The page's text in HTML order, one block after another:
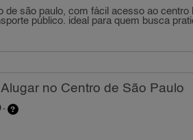
de são paulo, com fácil acesso ao centro
público. ideal para quem busca
no Centro de São Paulo
-